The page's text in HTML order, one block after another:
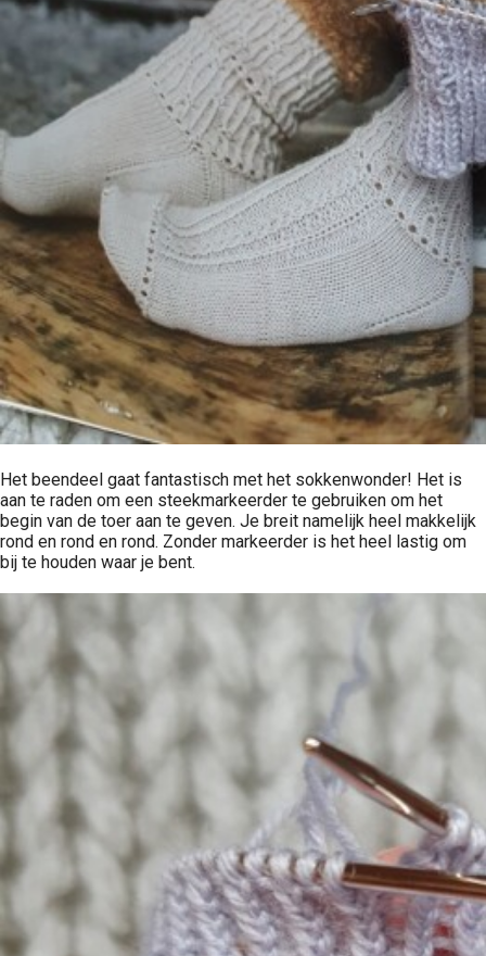
Het beendeel gaat fantastisch met het sokkenwonder! Het is
aan te raden om een steekmarkeerder te gebruiken om het
begin van de toer aan te geven. Je breit namelijk heel makkelijk
rond en rond en rond. Zonder markeerder is het heel lastig om
bij te houden waar je bent.